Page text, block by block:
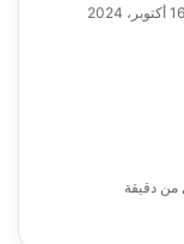
16 أكتوبر، 2024
من دقيقة